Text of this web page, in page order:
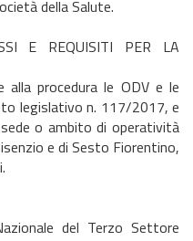
della Salute.
E REQUISITI PER LA
alla procedura le ODV e le
legislativo n. 117/2017, e
o ambito di operatività
e di Sesto Fiorentino,
del Terzo Settore